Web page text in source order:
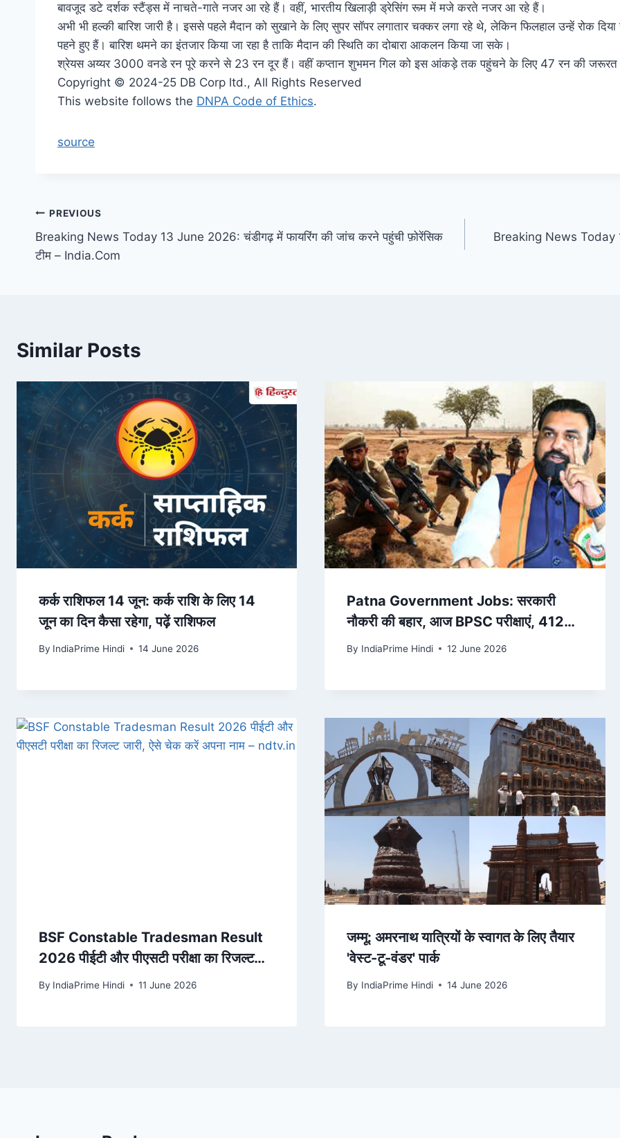
बावजूद डटे दर्शक स्टैंड्स में नाचते-गाते नजर आ रहे हैं। वहीं, भारतीय खिलाड़ी ड्रेसिंग रूम में मजे करते नजर आ रहे हैं।
अभी भी हल्की बारिश जारी है। इससे पहले मैदान को सुखाने के लिए सुपर सॉपर लगातार चक्कर लगा रहे थे, लेकिन फिलहाल उन्हें रोक
पहने हुए हैं। बारिश थमने का इंतजार किया जा रहा है ताकि मैदान की स्थिति का दोबारा आकलन किया जा सके।
श्रेयस अय्यर 3000 वनडे रन पूरे करने से 23 रन दूर हैं। वहीं कप्तान शुभमन गिल को इस आंकड़े तक पहुंचने के लिए 47 रन की
Copyright © 2024-25 DB Corp ltd., All Rights Reserved
This website follows the DNPA Code of Ethics.
source
Post
navigation
PREVIOUS
Breaking News Today 13 June 2026: चंडीगढ़ में फायरिंग की जांच करने पहुंची फ़ोरेंसिक
टीम – India.Com
Breaking News Today
Similar Posts
कर्क राशिफल 14 जून: कर्क राशि के लिए 14
जून का दिन कैसा रहेगा, पढ़ें राशिफल
By IndiaPrime Hindi 14 June 2026
Patna Government Jobs: सरकारी
नौकरी की बहार, आज BPSC परीक्षाएं, 4128
सिपाही पदों पर भर्ती 14 जून से! – Deshaj
By IndiaPrime Hindi 12 June 2026
BSF Constable Tradesman Result
2026 पीईटी और पीएसटी परीक्षा का रिजल्ट
जारी, ऐसे चेक करें अपना नाम – ndtv.in
By IndiaPrime Hindi 11 June 2026
जम्मू: अमरनाथ यात्रियों के स्वागत के लिए तैयार
'वेस्ट-टू-वंडर' पार्क
By IndiaPrime Hindi 14 June 2026